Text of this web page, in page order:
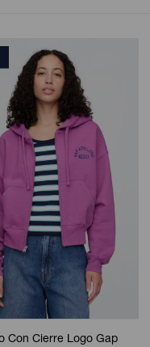
Con Cierre Logo Gap